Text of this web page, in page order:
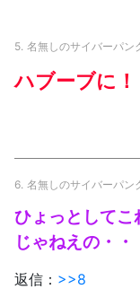
5. 名無しのサイバーパン
ハブーブに！
6. 名無しのサイバーパン
ひょっとして
じゃねえの・・
返信： >>8